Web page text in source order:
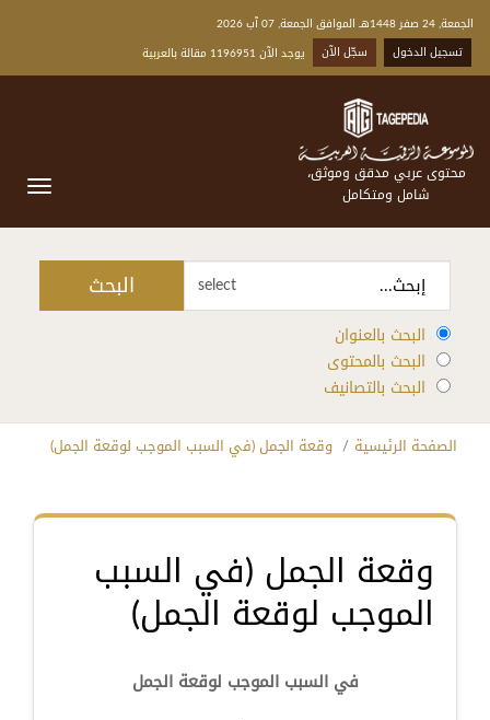
الجمعة, 24 صفر 1448هـ الموافق الجمعة, 07 آب 2026
تسجيل الدخول
سجّل الآن يوجد الآن 1196951 مقالة بالعربية
محتوى عربي مدقق وموثق،
شامل ومتكامل
select البحث
البحث بالعنوان
البحث بالمحتوى
البحث بالتصانيف
الصفحة الرئيسية وقعة الجمل (في السبب الموجب لوقعة الجمل)
وقعة الجمل (في السبب
الموجب لوقعة الجمل)
في السبب الموجب لوقعة الجمل